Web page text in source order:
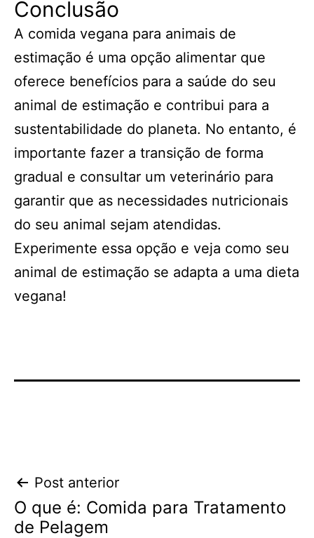
Conclusão
A comida vegana para animais de
estimação é uma opção alimentar que
oferece benefícios para a saúde do seu
animal de estimação e contribui para a
sustentabilidade do planeta. No entanto, é
importante fazer a transição de forma
gradual e consultar um veterinário para
garantir que as necessidades nutricionais
do seu animal sejam atendidas.
Experimente essa opção e veja como seu
animal de estimação se adapta a uma dieta
vegana!
Navegação
de
Post anterior
O que é: Comida para Tratamento
de Pelagem